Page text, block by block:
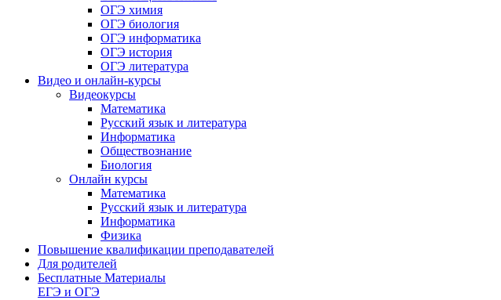
ОГЭ химия
ОГЭ биология
ОГЭ информатика
ОГЭ история
ОГЭ литература
Видео и онлайн-курсы
Видеокурсы
Математика
Русский язык и литература
Информатика
Обществознание
Биология
Онлайн курсы
Математика
Русский язык и литература
Информатика
Физика
Повышение квалификации преподавателей
Для родителей
Бесплатные Материалы
ЕГЭ и ОГЭ